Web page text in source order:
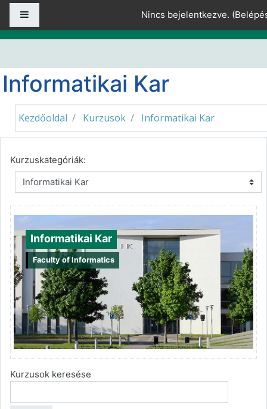
Tovább a fő tartalomhoz
Nincs bejelentkezve. (
Informatikai Kar
Kezdőoldal Kurzusok Informatikai Kar
Kurzuskategóriák:
Informatikai Kar
Faculty of Informatics
Kurzusok keresése